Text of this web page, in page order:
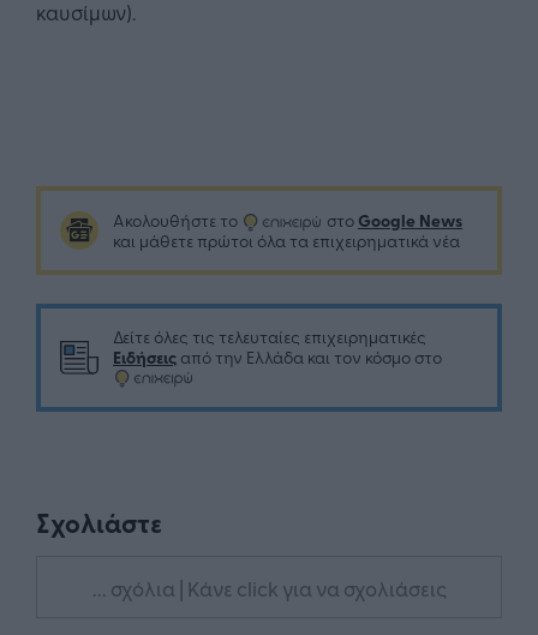
καυσίμων).
Ακολουθήστε το στο Google News
και μάθετε πρώτοι όλα τα επιχειρηματικά νέα
Δείτε όλες τις τελευταίες επιχειρηματικές
Ειδήσεις από την Ελλάδα και τον κόσμο στο
Σχολιάστε
... σχόλια | Κάνε click για να σχολιάσεις